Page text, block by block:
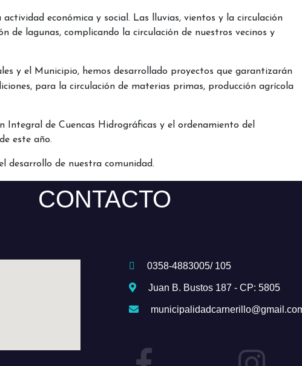
económica y social. Las lluvias, vientos y la circulación
de lagunas, complicando la circulación de nuestros vecinos y
y el Municipio, hemos desarrollado proyectos que garantizarán
para la circulación de materias primas, producción agrícola
Integral de Cuencas Hidrográficas y el ordenamiento del
este año.
desarrollo de nuestra comunidad.
CONTACTO
0358-4883005/ 105
Juan B. Bustos 187 - CP: 5805